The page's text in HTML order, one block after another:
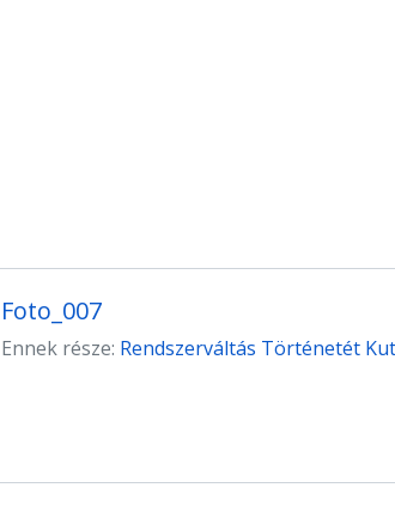
Foto_007
Ennek része: Rendszerváltás Történetét